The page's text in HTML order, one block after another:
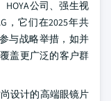
HOYA公司、强生视
，它们在2025年共
与战略举措，如并
盖更广泛的客户群
设计的高端眼镜片